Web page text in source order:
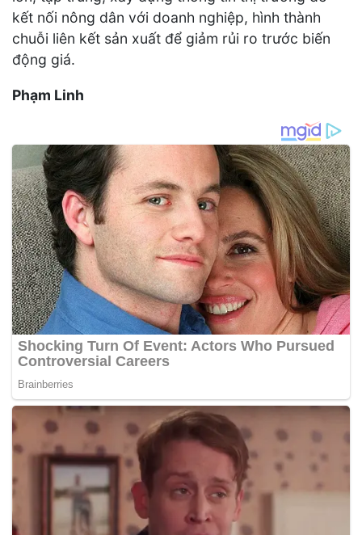
kết nối nông dân với doanh nghiệp, hình thành
chuỗi liên kết sản xuất để giảm rủi ro trước biến
động giá.
Phạm Linh